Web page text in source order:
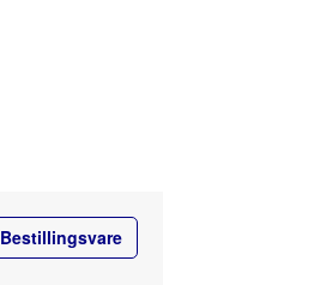
Bestillingsvare